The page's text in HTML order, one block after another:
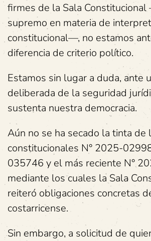
firmes de la Sala
supremo en materia de
constitucional—, no estamos
diferencia de criterio político.
Estamos sin lugar a duda, ante
deliberada de la seguridad
sustenta nuestra democracia.
Aún no se ha secado la tinta de
constitucionales N° 2025-
035746 y el más reciente N°
mediante los cuales la Sala
reiteró obligaciones concretas
costarricense.
Sin embargo, a solicitud de